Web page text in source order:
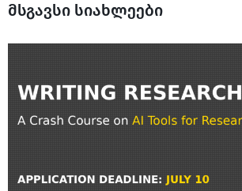
მსგავსი სიახლეები